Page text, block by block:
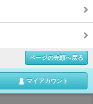
ページの先頭へ戻る
マイアカウント